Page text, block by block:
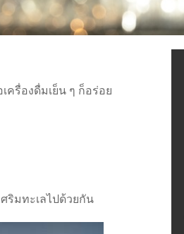
ครื่องดื่มเย็น ๆ ก็อร่อย
ริมทะเลไปด้วยกัน